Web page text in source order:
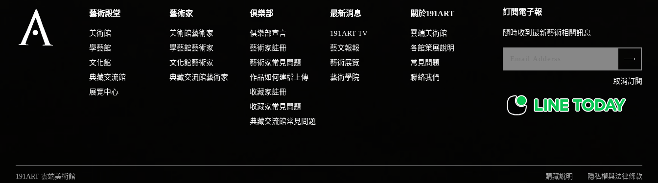
藝術殿堂
美術館
學藝館
文化館
典藏交流館
展覽中心
藝術家
美術館藝術家
學藝館藝術家
文化館藝術家
典藏交流館藝術家
俱樂部
俱樂部宣言
藝術家註冊
藝術家常見問題
作品如何建檔上傳
收藏家註冊
收藏家常見問題
典藏交流館常見問題
最新消息
191ART TV
藝文報報
藝術展覽
藝術學院
關於191ART
雲端美術館
各館策展說明
常見問題
聯絡我們
訂閱電子報
隨時收到最新藝術相關訊息
取消訂閱
191ART 雲端美術館
購藏說明 隱私權與法律條款